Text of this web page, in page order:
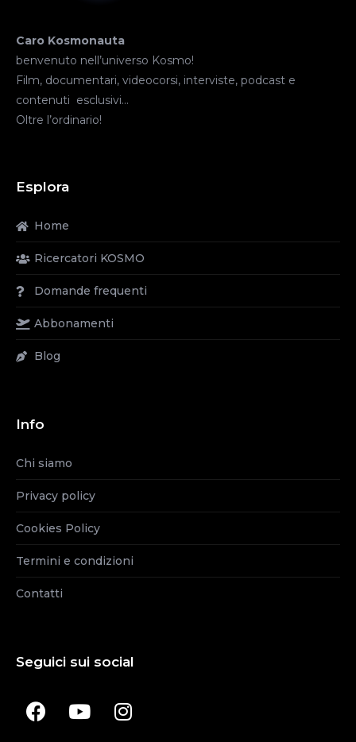
Caro Kosmonauta
benvenuto nell’universo Kosmo!
Film, documentari, videocorsi, interviste, podcast e
contenuti esclusivi…
Oltre l’ordinario!
Esplora
Home
Ricercatori KOSMO
Domande frequenti
Abbonamenti
Blog
Info
Chi siamo
Privacy policy
Cookies Policy
Termini e condizioni
Contatti
Seguici sui social